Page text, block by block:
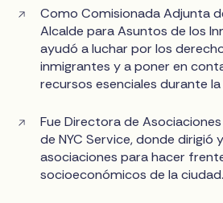
Como Comisionada Adjunta
Alcalde para Asuntos de los
ayudó a luchar por los
inmigrantes y a poner en
recursos esenciales durante
Fue Directora de
de NYC Service, donde dirigió
asociaciones para hacer
socioeconómicos de la ciudad.